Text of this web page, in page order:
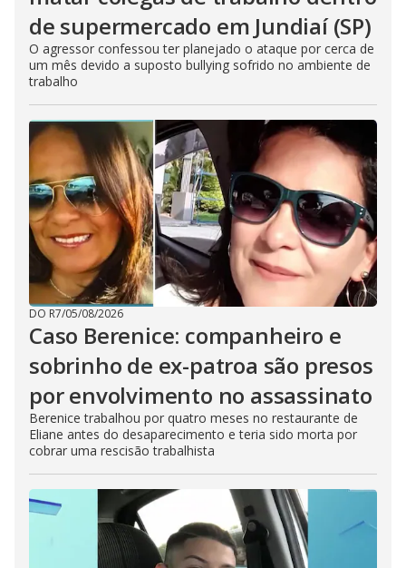
de supermercado em Jundiaí (SP)
O agressor confessou ter planejado o ataque por cerca de
um mês devido a suposto bullying sofrido no ambiente de
trabalho
DO R7/05/08/2026
Caso Berenice: companheiro e
sobrinho de ex-patroa são presos
por envolvimento no assassinato
Berenice trabalhou por quatro meses no restaurante de
Eliane antes do desaparecimento e teria sido morta por
cobrar uma rescisão trabalhista